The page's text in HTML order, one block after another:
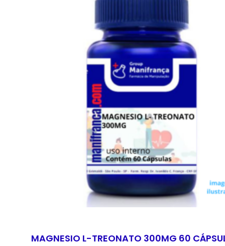
MAGNESIO L-TREONATO 300MG 60